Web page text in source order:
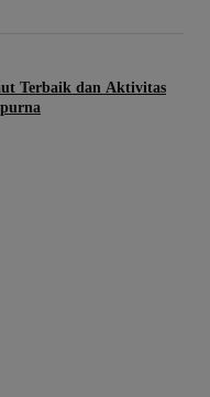
Terbaik dan Aktivitas